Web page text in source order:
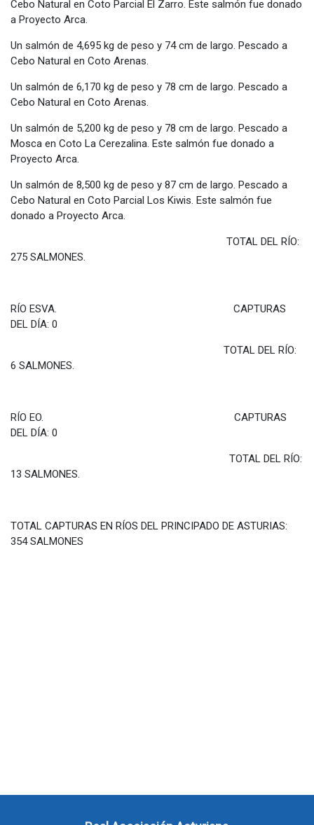
Cebo Natural en Coto Parcial El Zarro. Este salmón fue donado
a Proyecto Arca.
Un salmón de 4,695 kg de peso y 74 cm de largo. Pescado a
Cebo Natural en Coto Arenas.
Un salmón de 6,170 kg de peso y 78 cm de largo. Pescado a
Cebo Natural en Coto Arenas.
Un salmón de 5,200 kg de peso y 78 cm de largo. Pescado a
Mosca en Coto La Cerezalina. Este salmón fue donado a
Proyecto Arca.
Un salmón de 8,500 kg de peso y 87 cm de largo. Pescado a
Cebo Natural en Coto Parcial Los Kiwis. Este salmón fue
donado a Proyecto Arca.
TOTAL DEL RÍO:
275 SALMONES.
RÍO ESVA. CAPTURAS
DEL DÍA: 0
TOTAL DEL RÍO:
6 SALMONES.
RÍO EO. CAPTURAS
DEL DÍA: 0
TOTAL DEL RÍO:
13 SALMONES.
TOTAL CAPTURAS EN RÍOS DEL PRINCIPADO DE ASTURIAS:
354 SALMONES